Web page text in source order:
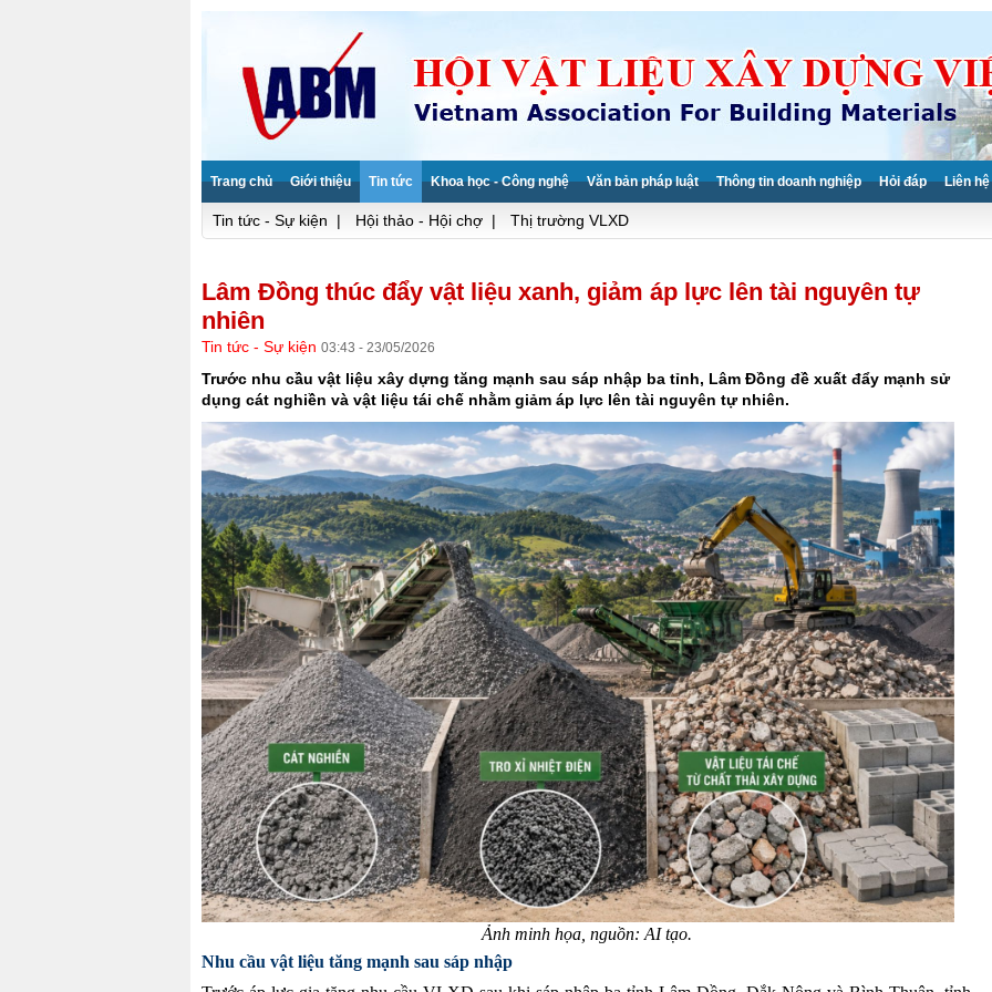
Trang chủ Giới thiệu Tin tức Khoa học - Công nghệ Văn bản pháp luật Thông tin doanh nghiệp Hỏi đáp Liên hệ
Tin tức - Sự kiện | Hội thảo - Hội chợ | Thị trường VLXD
Lâm Đồng thúc đẩy vật liệu xanh, giảm áp lực lên tài nguyên tự
nhiên
Tin tức - Sự kiện 03:43 - 23/05/2026
Trước nhu cầu vật liệu xây dựng tăng mạnh sau sáp nhập ba tỉnh, Lâm Đồng đề xuất đẩy mạnh sử
dụng cát nghiền và vật liệu tái chế nhằm giảm áp lực lên tài nguyên tự nhiên.
Ảnh minh họa, nguồn: AI tạo.
Nhu cầu vật liệu tăng mạnh sau sáp nhập